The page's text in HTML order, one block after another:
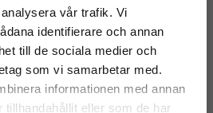
vår trafik. Vi
identifierare och annan
till de sociala medier och
som vi samarbetar med.
informationen med annan
tillhandahållit eller som de har
oss Skriv ut
till